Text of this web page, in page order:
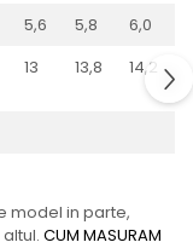
5,6 5,8 6,0
13 13,8 14,2
model in parte,
CUM MASURAM